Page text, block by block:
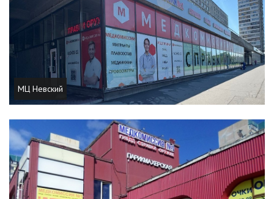
МЦ Невский